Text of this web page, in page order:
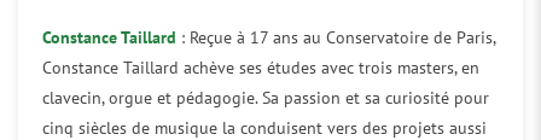
Constance Taillard : Reçue à 17 ans au Conservatoire de Paris,
Constance Taillard achève ses études avec trois masters, en
clavecin, orgue et pédagogie. Sa passion et sa curiosité pour
cinq siècles de musique la conduisent vers des projets aussi